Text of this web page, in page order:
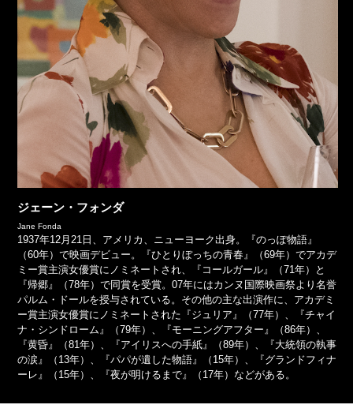
ジェーン・フォンダ
Jane Fonda
1937年12月21日、アメリカ、ニューヨーク出身。『のっぽ物語』
（60年）で映画デビュー。『ひとりぼっちの青春』（69年）でアカデ
ミー賞主演女優賞にノミネートされ、『コールガール』（71年）と
『帰郷』（78年）で同賞を受賞。07年にはカンヌ国際映画祭より名誉
パルム・ドールを授与されている。その他の主な出演作に、アカデミ
ー賞主演女優賞にノミネートされた『ジュリア』（77年）、『チャイ
ナ・シンドローム』（79年）、『モーニングアフター』（86年）、
『黄昏』（81年）、『アイリスへの手紙』（89年）、『大統領の執事
の涙』（13年）、『パパが遺した物語』（15年）、『グランドフィナ
ーレ』（15年）、『夜が明けるまで』（17年）などがある。